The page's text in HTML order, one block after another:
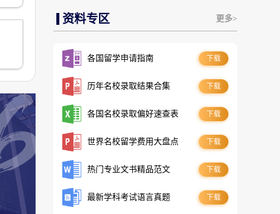
资料专区 更多>
各国留学申请指南 下载
历年名校录取结果合集 下载
各国名校录取偏好速查表 下载
世界名校留学费用大盘点 下载
热门专业文书精品范文 下载
最新学科考试语言真题 下载